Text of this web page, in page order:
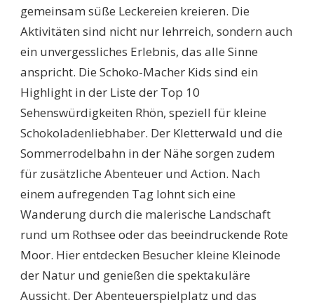
gemeinsam süße Leckereien kreieren. Die
Aktivitäten sind nicht nur lehrreich, sondern auch
ein unvergessliches Erlebnis, das alle Sinne
anspricht. Die Schoko-Macher Kids sind ein
Highlight in der Liste der Top 10
Sehenswürdigkeiten Rhön, speziell für kleine
Schokoladenliebhaber. Der Kletterwald und die
Sommerrodelbahn in der Nähe sorgen zudem
für zusätzliche Abenteuer und Action. Nach
einem aufregenden Tag lohnt sich eine
Wanderung durch die malerische Landschaft
rund um Rothsee oder das beeindruckende Rote
Moor. Hier entdecken Besucher kleine Kleinode
der Natur und genießen die spektakuläre
Aussicht. Der Abenteuerspielplatz und das